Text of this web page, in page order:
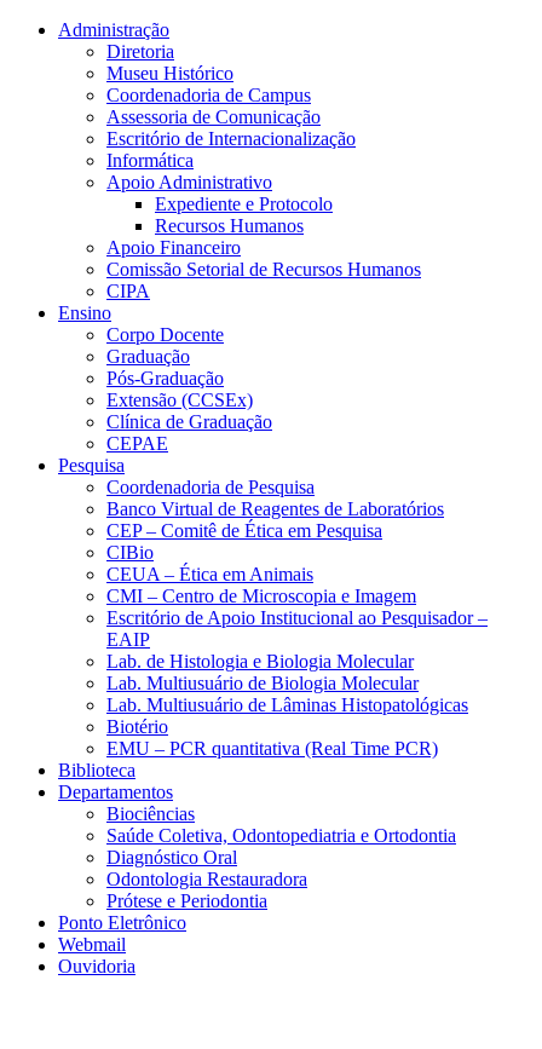
Conteúdo principal Menu principal
Administração
Diretoria
Museu Histórico
Coordenadoria de Campus
Assessoria de Comunicação
Escritório de Internacionalização
Informática
Apoio Administrativo
Expediente e Protocolo
Recursos Humanos
Apoio Financeiro
Comissão Setorial de Recursos Humanos
CIPA
Ensino
Corpo Docente
Graduação
Pós-Graduação
Extensão (CCSEx)
Clínica de Graduação
CEPAE
Pesquisa
Coordenadoria de Pesquisa
Banco Virtual de Reagentes de Laboratórios
CEP – Comitê de Ética em Pesquisa
CIBio
CEUA – Ética em Animais
CMI – Centro de Microscopia e Imagem
Escritório de Apoio Institucional ao Pesquisador –
EAIP
Lab. de Histologia e Biologia Molecular
Lab. Multiusuário de Biologia Molecular
Lab. Multiusuário de Lâminas Histopatológicas
Biotério
EMU – PCR quantitativa (Real Time PCR)
Biblioteca
Departamentos
Biociências
Saúde Coletiva, Odontopediatria e Ortodontia
Diagnóstico Oral
Odontologia Restauradora
Prótese e Periodontia
Ponto Eletrônico
Webmail
Ouvidoria